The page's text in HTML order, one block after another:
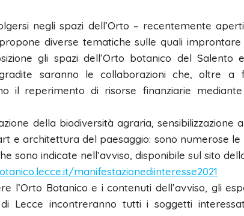
negli spazi dell’Orto – recentemente
propone diverse tematiche sulle quali
gli spazi dell’Orto botanico del Salento
saranno le collaborazioni che, oltre a
il reperimento di risorse finanziarie
della biodiversità agraria, sensibilizzazione
e architettura del paesaggio: sono numerose
sono indicate nell’avviso, disponibile sul sito
manifestazionediinteresse2021
l’Orto Botanico e i contenuti dell’avviso, gli
di Lecce incontreranno tutti i soggetti